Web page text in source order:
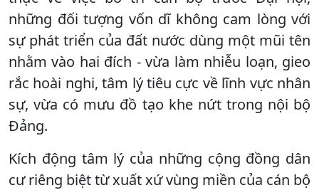
những đối tượng vốn dĩ không cam lòng với
sự phát triển của đất nước dùng một mũi tên
nhằm vào hai đích - vừa làm nhiễu loạn, gieo
rắc hoài nghi, tâm lý tiêu cực về lĩnh vực nhân
sự, vừa có mưu đồ tạo khe nứt trong nội bộ
Đảng.
Kích động tâm lý của những cộng đồng dân
cư riêng biệt từ xuất xứ vùng miền của cán bộ